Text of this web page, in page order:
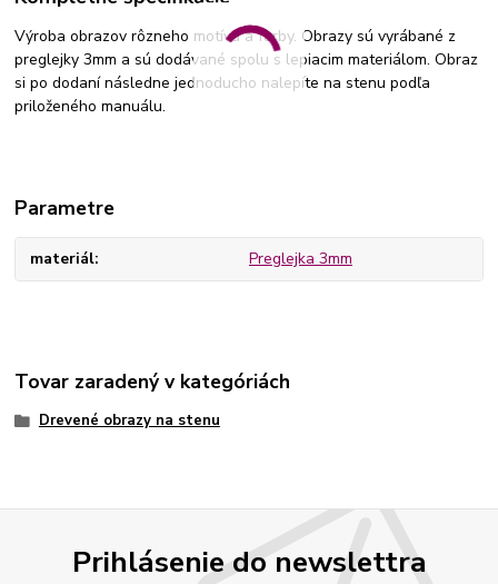
Výroba obrazov rôzneho motívu a farby. Obrazy sú vyrábané z
preglejky 3mm a sú dodávané spolu s lepiacim materiálom. Obraz
si po dodaní následne jednoducho nalepíte na stenu podľa
priloženého manuálu.
Parametre
materiál Preglejka 3mm
Tovar zaradený v kategóriách
Drevené obrazy na stenu
Prihlásenie do newslettra